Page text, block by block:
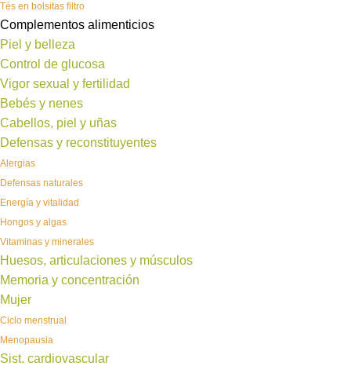
Tés en bolsitas filtro
Complementos alimenticios
Piel y belleza
Control de glucosa
Vigor sexual y fertilidad
Bebés y nenes
Cabellos, piel y uñas
Defensas y reconstituyentes
Alergias
Defensas naturales
Energía y vitalidad
Hongos y algas
Vitaminas y minerales
Huesos, articulaciones y músculos
Memoria y concentración
Mujer
Ciclo menstrual
Menopausia
Sist. cardiovascular